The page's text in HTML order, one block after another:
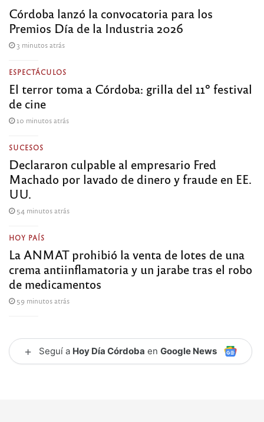
Córdoba lanzó la convocatoria para los
Premios Día de la Industria 2026
3 minutos atrás
ESPECTÁCULOS
El terror toma a Córdoba: grilla del 11º festival
de cine
10 minutos atrás
SUCESOS
Declararon culpable al empresario Fred
Machado por lavado de dinero y fraude en EE.
UU.
54 minutos atrás
HOY PAÍS
La ANMAT prohibió la venta de lotes de una
crema antiinflamatoria y un jarabe tras el robo
de medicamentos
59 minutos atrás
+ Seguí a Hoy Día Córdoba en Google News